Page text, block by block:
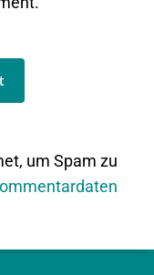
um Spam zu